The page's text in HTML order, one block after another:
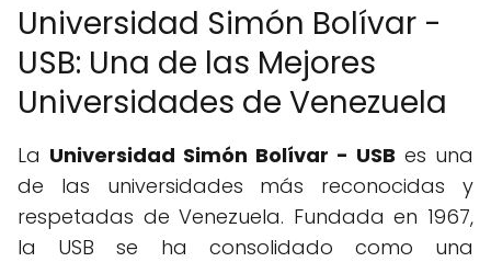
Universidad Simón Bolívar -
USB: Una de las Mejores
Universidades de Venezuela
La Universidad Simón Bolívar - USB es una
de las universidades más reconocidas y
respetadas de Venezuela. Fundada en 1967,
la USB se ha consolidado como una